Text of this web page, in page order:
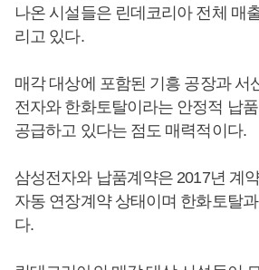
나온 시설들은 린데코리아 전체 매
리고 있다.
매각 대상에 포함된 기흥 공장과 서
전자와 한화토탈이라는 안정적 납
공급하고 있다는 점도 매력적이다.
삼성전자와 납품계약은 2017년 계
자동 연장계약 상태이며 한화토탈
다.